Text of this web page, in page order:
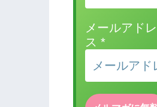
メールアドレ
ス *